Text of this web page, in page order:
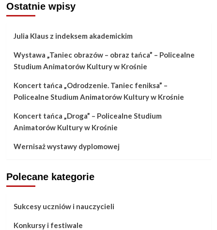
Ostatnie wpisy
Julia Klaus z indeksem akademickim
Wystawa „Taniec obrazów – obraz tańca” – Policealne
Studium Animatorów Kultury w Krośnie
Koncert tańca „Odrodzenie. Taniec feniksa” –
Policealne Studium Animatorów Kultury w Krośnie
Koncert tańca „Droga” – Policealne Studium
Animatorów Kultury w Krośnie
Wernisaż wystawy dyplomowej
Polecane kategorie
Sukcesy uczniów i nauczycieli
Konkursy i festiwale